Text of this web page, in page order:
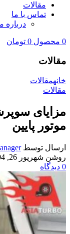
مقالات
تماس با ما
درباره
0 محصول 0 تومان
مقالات
خانهمقالات
مقالات
مزایای
موتور پایین
ارسال توسط
روشن شهریور 26, 1404
0 دیدگاه